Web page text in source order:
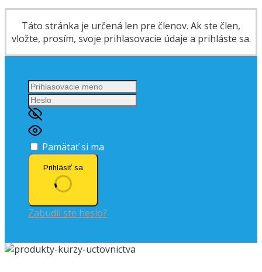
Táto stránka je určená len pre členov. Ak ste člen,
vložte, prosím, svoje prihlasovacie údaje a prihláste sa.
Pamätať si ma
Prihlásiť sa
Zabudli ste heslo?